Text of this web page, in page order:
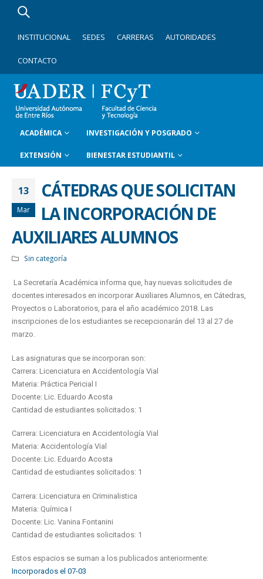
INSTITUCIONAL SEDES CARRERAS AUTORIDADES
CONTACTO
ACADÉMICA INVESTIGACIÓN Y POSGRADO
EXTENSIÓN BIENESTAR ESTUDIANTIL
13
Mar
CÁTEDRAS QUE SOLICITAN
LA INCORPORACIÓN DE
AUXILIARES ALUMNOS
Sin categoría
La Secretaría Académica informa que, hay nuevas solicitudes de
docentes interesados en incorporar Auxiliares Alumnos, en Cátedras,
Proyectos o Laboratorios, para el año académico 2018. Las
inscripciones de los estudiantes se recepcionarán del 13 al 27 de
marzo.
Las asignaturas que se incorporan son:
Carrera: Licenciatura en Accidentología Vial
Materia: Práctica Pericial I
Docente: Lic. Eduardo Acosta
Cantidad de estudiantes solicitados: 1
Carrera: Licenciatura en Accidentología Vial
Materia: Accidentología Vial
Docente: Lic. Eduardo Acosta
Cantidad de estudiantes solicitados: 1
Carrera: Licenciatura en Criminalistica
Materia: Química I
Docente: Lic. Vanina Fontanini
Cantidad de estudiantes solicitados: 1
Estos espacios se suman a los publicados anteriormente:
Incorporados el 07-03